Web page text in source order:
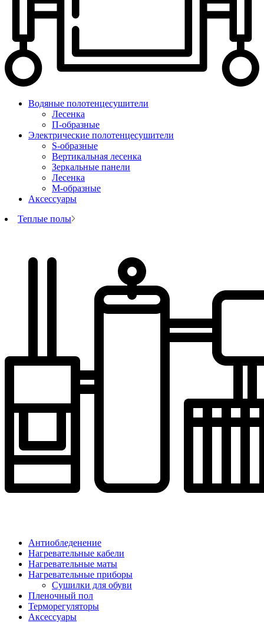
Водяные полотенцесушители
Лесенка
П-образные
Электрические полотенцесушители
S-образные
Вертикальная лесенка
Зеркальные панели
Лесенка
М-образные
Аксессуары
Теплые полы
Антиобледенение
Нагревательные кабели
Нагревательные маты
Нагревательные приборы
Сушилки для обуви
Пленочный пол
Терморегуляторы
Аксессуары